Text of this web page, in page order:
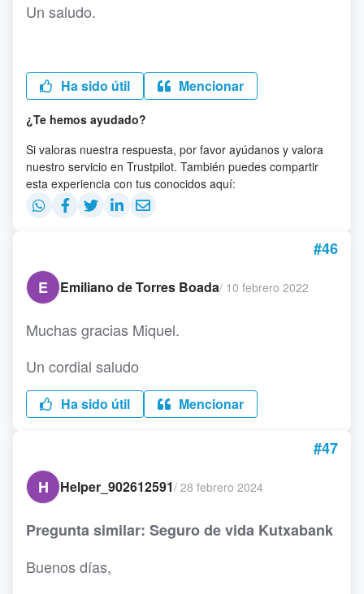
Un saludo.
Ha sido útil Mencionar
¿Te hemos ayudado?
Si valoras nuestra respuesta, por favor ayúdanos y valora
nuestro servicio en Trustpilot. También puedes compartir
esta experiencia con tus conocidos aquí:
#46
E
Emiliano de Torres Boada/ 10 febrero 2022
Muchas gracias Miquel.
Un cordial saludo
Ha sido útil Mencionar
#47
H
Helper_902612591/ 28 febrero 2024
Pregunta similar: Seguro de vida Kutxabank
Buenos días,